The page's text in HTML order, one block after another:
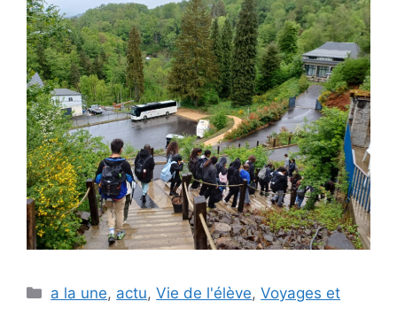
Catégories
a la une, actu,Vie de l'élève,Voyages et